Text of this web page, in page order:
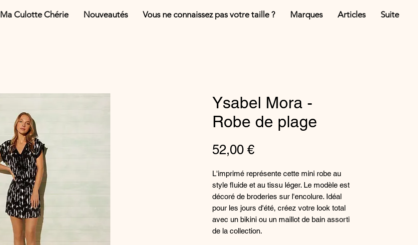
Ma Culotte Chérie Nouveautés Vous ne connaissez pas votre taille ? Marques Articles Suite
Ysabel Mora -
Robe de plage
52,00 €Preis
L'imprimé représente cette mini robe au
style fluide et au tissu léger. Le modèle est
décoré de broderies sur l'encolure. Idéal
pour les jours d'été, créez votre look total
avec un bikini ou un maillot de bain assorti
de la collection.